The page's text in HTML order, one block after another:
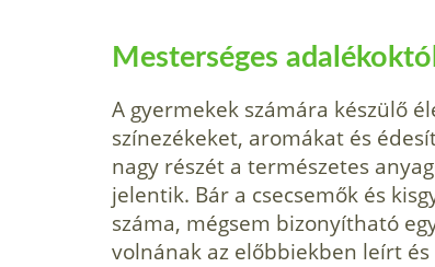
Mesterséges
A gyermekek számára készülő
színezékeket, aromákat és
nagy részét a természetes
jelentik. Bár a csecsemők és
száma, mégsem bizonyítható
volnának az előbbiek­ben leírt